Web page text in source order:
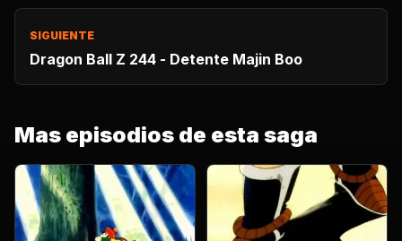
SIGUIENTE
Dragon Ball Z 244 - Detente Majin Boo
Mas episodios de esta saga